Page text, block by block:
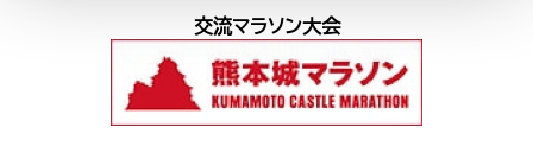
交流マラソン大会